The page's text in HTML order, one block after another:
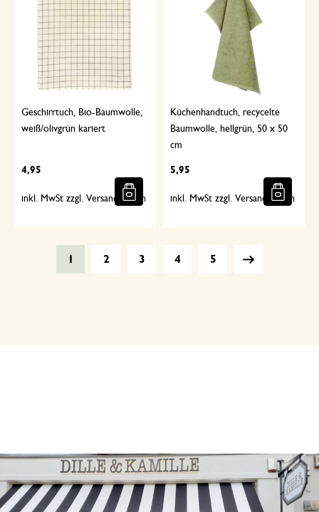
Geschirrtuch, Bio-Baumwolle,
weiß/olivgrün kariert
4,95
inkl. MwSt zzgl. Versandkosten
Küchenhandtuch, recycelte
Baumwolle, hellgrün, 50 x 50
cm
5,95
inkl. MwSt zzgl. Versandkosten
2 3 4 5